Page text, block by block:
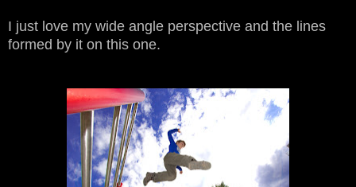
I just love my wide angle perspective and the lines
formed by it on this one.